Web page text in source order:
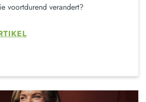
voortdurend verandert?